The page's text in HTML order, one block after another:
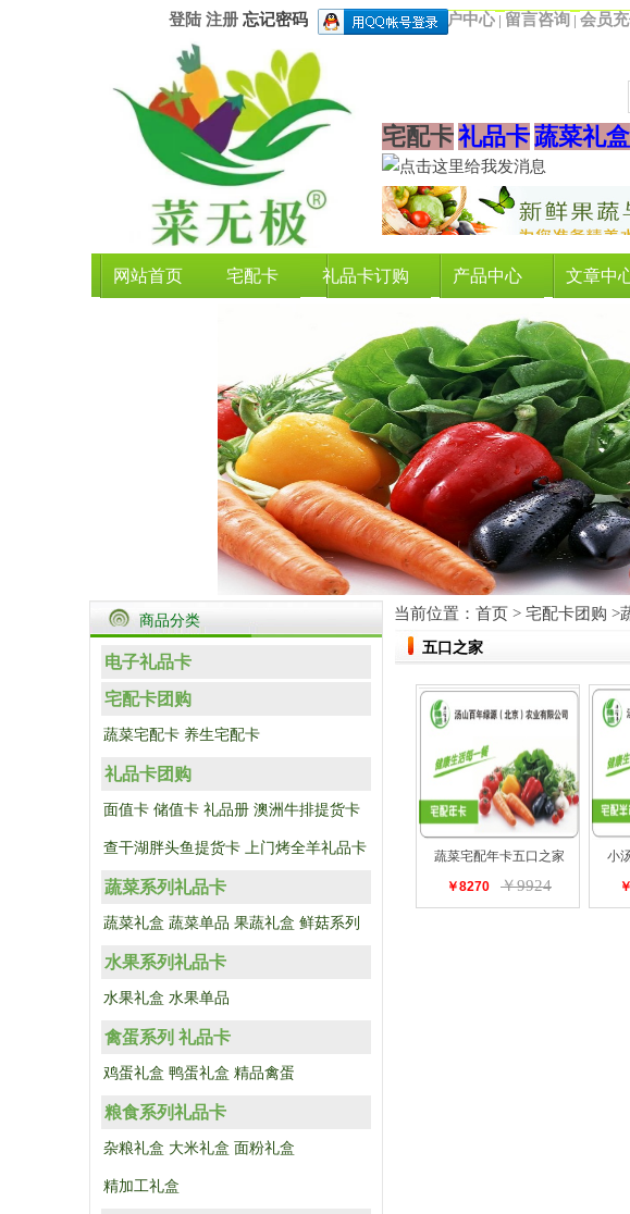
网站首页 宅配卡 礼品卡订购 产品中心 文章中
登陆 注册 忘记密码 用户中心 | 留言咨询 | 会员
宅配卡礼品卡蔬菜礼盒
商品分类
电子礼品卡
宅配卡团购
蔬菜宅配卡 养生宅配卡
礼品卡团购
面值卡 储值卡 礼品册 澳洲牛排提货卡
查干湖胖头鱼提货卡 上门烤全羊礼品卡
蔬菜系列礼品卡
蔬菜礼盒 蔬菜单品 果蔬礼盒 鲜菇系列
水果系列礼品卡
水果礼盒 水果单品
禽蛋系列 礼品卡
鸡蛋礼盒 鸭蛋礼盒 精品禽蛋
粮食系列礼品卡
杂粮礼盒 大米礼盒 面粉礼盒
精加工礼盒
当前位置： 首页 > 宅配卡团购 >
五口之家
蔬菜宅配年卡五口之家
￥8270
￥9924
小